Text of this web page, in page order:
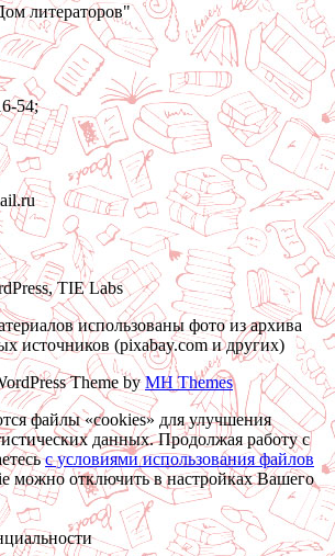
литераторов"
54;
TIE Labs
использованы фото из архива
источников (pixabay.com и других)
Theme byMH Themes
файлы «cookies» для улучшения
данных. Продолжая работу с
c условиями использования файлов
можно отключить в настройках Вашего